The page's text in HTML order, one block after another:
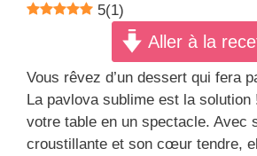
5(1)
Aller à la
Vous rêvez d’un dessert qui fera
La pavlova sublime est la
votre table en un spectacle. Avec
croustillante et son cœur tendre,